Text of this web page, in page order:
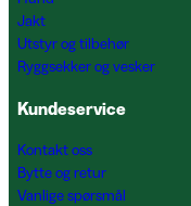
Jakt
Utstyr og tilbehør
Ryggsekker og vesker
Kundeservice
Kontakt oss
Bytte og retur
Vanlige spørsmål